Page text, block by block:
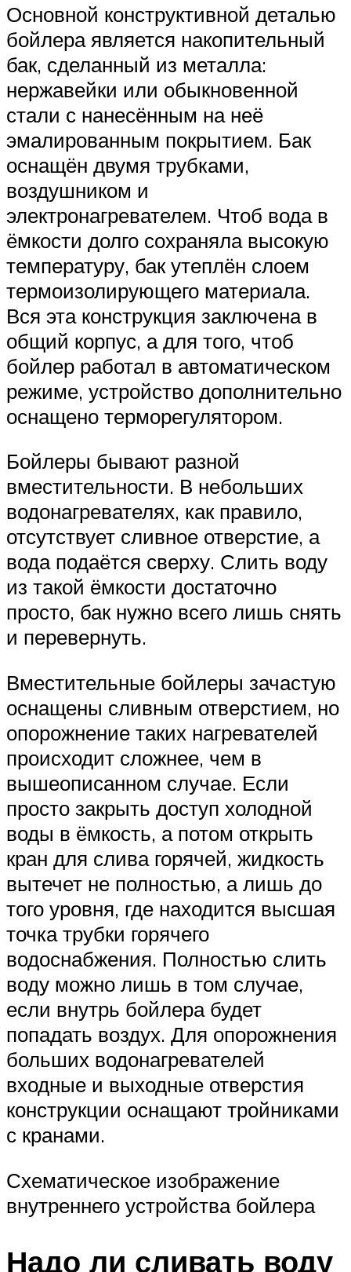
Основной конструктивной деталью
бойлера является накопительный
бак, сделанный из металла:
нержавейки или обыкновенной
стали с нанесённым на неё
эмалированным покрытием. Бак
оснащён двумя трубками,
воздушником и
электронагревателем. Чтоб вода в
ёмкости долго сохраняла высокую
температуру, бак утеплён слоем
термоизолирующего материала.
Вся эта конструкция заключена в
общий корпус, а для того, чтоб
бойлер работал в автоматическом
режиме, устройство дополнительно
оснащено терморегулятором.
Бойлеры бывают разной
вместительности. В небольших
водонагревателях, как правило,
отсутствует сливное отверстие, а
вода подаётся сверху. Слить воду
из такой ёмкости достаточно
просто, бак нужно всего лишь снять
и перевернуть.
Вместительные бойлеры зачастую
оснащены сливным отверстием, но
опорожнение таких нагревателей
происходит сложнее, чем в
вышеописанном случае. Если
просто закрыть доступ холодной
воды в ёмкость, а потом открыть
кран для слива горячей, жидкость
вытечет не полностью, а лишь до
того уровня, где находится высшая
точка трубки горячего
водоснабжения. Полностью слить
воду можно лишь в том случае,
если внутрь бойлера будет
попадать воздух. Для опорожнения
больших водонагревателей
входные и выходные отверстия
конструкции оснащают тройниками
с кранами.
Схематическое изображение
внутреннего устройства бойлера
Надо ли сливать воду